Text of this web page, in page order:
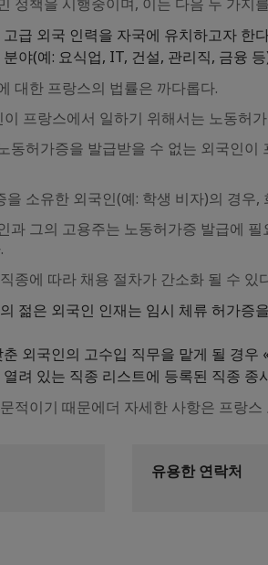
급 외국 인력을 자국에 유치하고자 한
야(예: 요식업, IT, 건설, 관리직, 금융
대한 프랑스의 법률은 까다롭다.
프랑스에서 일하기 위해서는 노동허
동허가증을 발급받을 수 없는 외국인
소유한 외국인(예: 학생 비자)의 경우
과 그의 고용주는 노동허가증 발급에
종에 따라 채용 절차가 간소화 될 수 있
젊은 외국인 인재는 임시 체류 허가증
외국인의 고수입 직무을 맡게 될 경
려 있는 직종 리스트에 등록된 직종
적이기 때문에더 자세한 사항은 프랑
유용한 연락처